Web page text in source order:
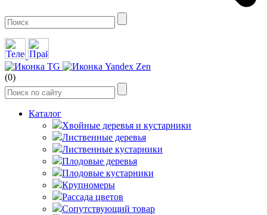
(0)
Каталог
Хвойные деревья и кустарники
Лиственные деревья
Лиственные кустарники
Плодовые деревья
Плодовые кустарники
Крупномеры
Рассада цветов
Сопутствующий товар